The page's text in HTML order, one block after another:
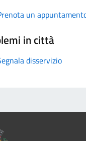
un
in città
disservizio